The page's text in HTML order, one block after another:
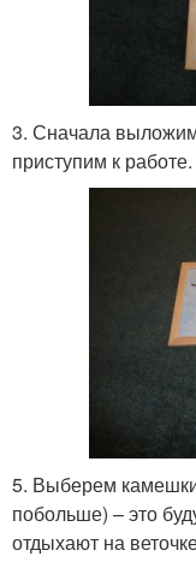
3. Сначала
приступим к
5. Выберем
побольше) – это
отдыхают на